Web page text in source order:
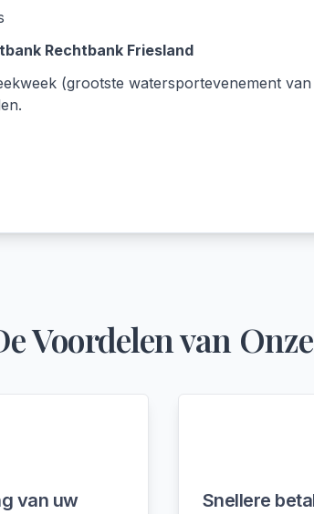
Rechtbank Friesland
(grootste watersportevenement van
Voordelen van
van uw
Snellere